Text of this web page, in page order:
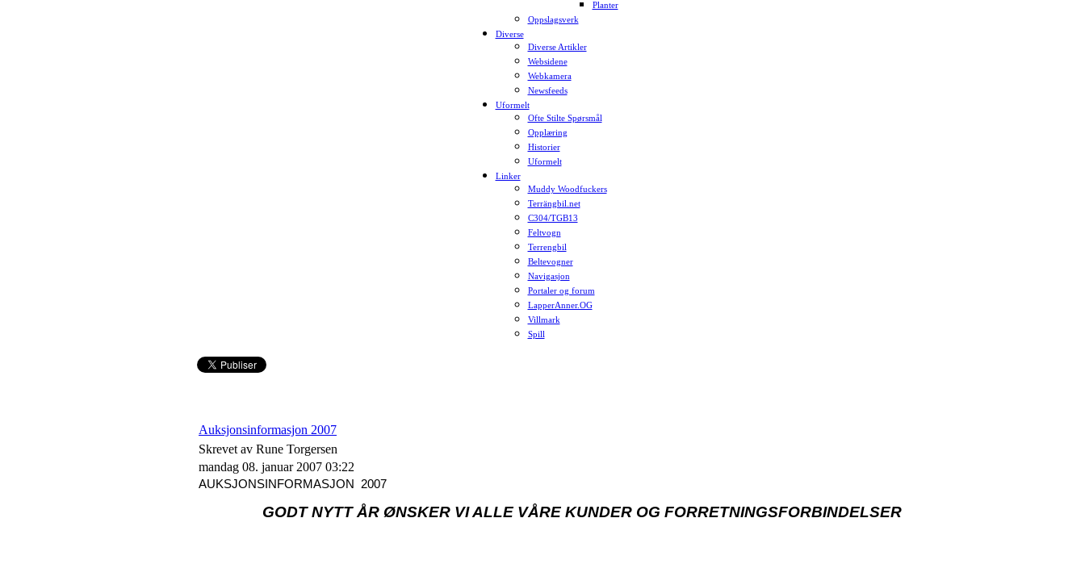
Planter
Oppslagsverk
Diverse
Diverse Artikler
Websidene
Webkamera
Newsfeeds
Uformelt
Ofte Stilte Spørsmål
Opplæring
Historier
Uformelt
Linker
Muddy Woodfuckers
Terrängbil.net
C304/TGB13
Feltvogn
Terrengbil
Beltevogner
Navigasjon
Portaler og forum
LapperAnner.OG
Villmark
Spill
Auksjonsinformasjon 2007
Skrevet av Rune Torgersen
mandag 08. januar 2007 03:22
AUKSJONSINFORMASJON 2007
GODT NYTT ÅR ØNSKER VI ALLE VÅRE KUNDER OG FORRETNINGSFORBINDELSER